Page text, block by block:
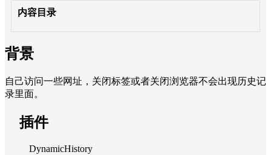
内容目录
背景
自己访问一些网址，关闭标签或者关闭浏览器不会出现历史记
录里面。
插件
DynamicHistory